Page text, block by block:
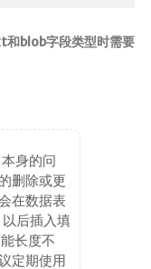
和blob字段类型时需要
身的问
删除或更
在数据表
后插入填
长度不
定期使用